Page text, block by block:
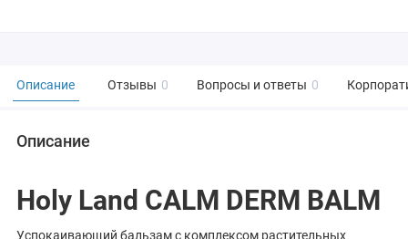
Описание Отзывы 0 Вопросы и ответы 0
Описание
Holy Land CALM DERM BALM
Успокаивающий бальзам с комплексом растительных